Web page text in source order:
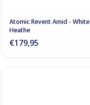
Atomic Revent Amid - White
Heathe
€179,95